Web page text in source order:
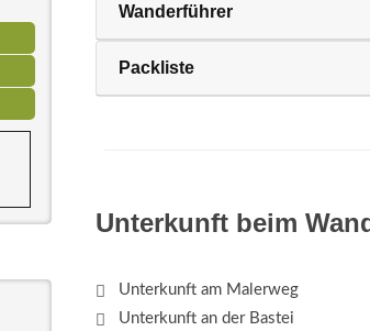
Wanderführer
Packliste
Unterkunft beim
Unterkunft am Malerweg
Unterkunft an der Bastei